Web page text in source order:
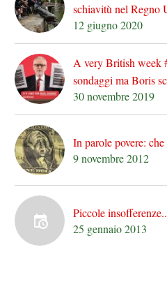
schiavitù nel Regno
12 giugno 2020
A very British week
sondaggi ma Boris
30 novembre 2019
In parole povere:
9 novembre 2012
Piccole
25 gennaio 2013